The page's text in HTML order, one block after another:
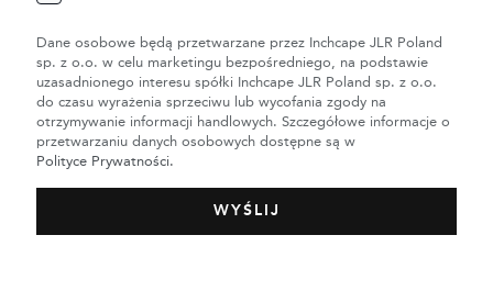
Dane osobowe będą przetwarzane przez Inchcape JLR Poland
sp. z o.o. w celu marketingu bezpośredniego, na podstawie
uzasadnionego interesu spółki Inchcape JLR Poland sp. z o.o.
do czasu wyrażenia sprzeciwu lub wycofania zgody na
otrzymywanie informacji handlowych. Szczegółowe informacje o
przetwarzaniu danych osobowych dostępne są w
Polityce Prywatności.